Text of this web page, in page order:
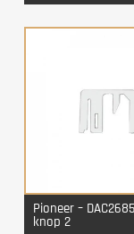
Login Voor
Pioneer –
knop 2